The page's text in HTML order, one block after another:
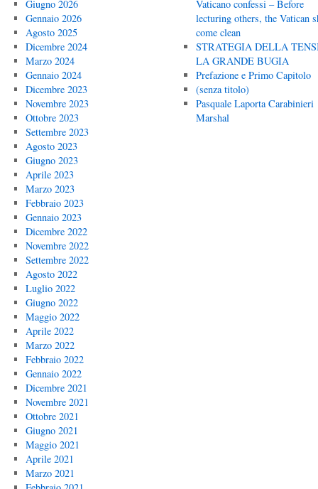
Giugno 2026
Gennaio 2026
Agosto 2025
Dicembre 2024
Marzo 2024
Gennaio 2024
Dicembre 2023
Novembre 2023
Ottobre 2023
Settembre 2023
Agosto 2023
Giugno 2023
Aprile 2023
Marzo 2023
Febbraio 2023
Gennaio 2023
Dicembre 2022
Novembre 2022
Settembre 2022
Agosto 2022
Luglio 2022
Giugno 2022
Maggio 2022
Aprile 2022
Marzo 2022
Febbraio 2022
Gennaio 2022
Dicembre 2021
Novembre 2021
Ottobre 2021
Giugno 2021
Maggio 2021
Aprile 2021
Marzo 2021
Vaticano confessi – Before
lecturing others, the Vatican
come clean
STRATEGIA DELLA
LA GRANDE BUGIA
Prefazione e Primo Capitolo
(senza titolo)
Pasquale Laporta Carabinieri
Marshal